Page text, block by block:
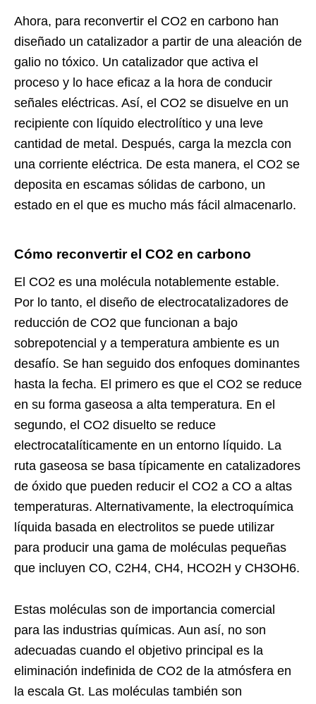
Ahora, para reconvertir el CO2 en carbono han
diseñado un catalizador a partir de una aleación de
galio no tóxico. Un catalizador que activa el
proceso y lo hace eficaz a la hora de conducir
señales eléctricas. Así, el CO2 se disuelve en un
recipiente con líquido electrolítico y una leve
cantidad de metal. Después, carga la mezcla con
una corriente eléctrica. De esta manera, el CO2 se
deposita en escamas sólidas de carbono, un
estado en el que es mucho más fácil almacenarlo.
Cómo reconvertir el CO2 en carbono
El CO2 es una molécula notablemente estable.
Por lo tanto, el diseño de electrocatalizadores de
reducción de CO2 que funcionan a bajo
sobrepotencial y a temperatura ambiente es un
desafío. Se han seguido dos enfoques dominantes
hasta la fecha. El primero es que el CO2 se reduce
en su forma gaseosa a alta temperatura. En el
segundo, el CO2 disuelto se reduce
electrocatalíticamente en un entorno líquido. La
ruta gaseosa se basa típicamente en catalizadores
de óxido que pueden reducir el CO2 a CO a altas
temperaturas. Alternativamente, la electroquímica
líquida basada en electrolitos se puede utilizar
para producir una gama de moléculas pequeñas
que incluyen CO, C2H4, CH4, HCO2H y CH3OH6.
Estas moléculas son de importancia comercial
para las industrias químicas. Aun así, no son
adecuadas cuando el objetivo principal es la
eliminación indefinida de CO2 de la atmósfera en
la escala Gt. Las moléculas también son